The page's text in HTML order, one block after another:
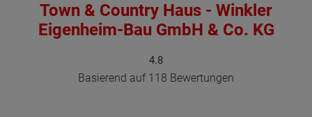
Town & Country Haus - Winkler
Eigenheim-Bau GmbH & Co. KG
4.8
Basierend auf 118 Bewertungen